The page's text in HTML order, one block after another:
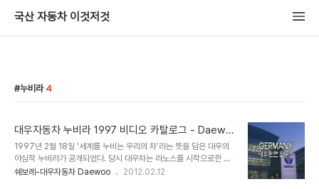
국산 자동차 이것저것
누비라 4
대우자동차 누비라 1997 비디오 카탈로그 - Daewo
o Nubira 1997 Video catalog
1997년 2월 18일 '세계를 누비는 우리의 차'라는 뜻을 담은 대우의
야심작 누비라가 공개되었다. 당시 대우차는 라노스를 시작으로한 신
차 5종을 동시개발하면서 가장 공을 들인 중심 모델이 준중형급인 누
쉐보레-대우자동차 Daewoo 2012.02.12